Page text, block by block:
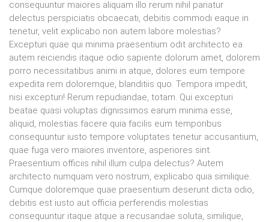
consequuntur maiores aliquam illo rerum nihil pariatur
delectus perspiciatis obcaecati, debitis commodi eaque in
tenetur, velit explicabo non autem labore molestias?
Excepturi quae qui minima praesentium odit architecto ea
autem reiciendis itaque odio sapiente dolorum amet, dolorem
porro necessitatibus animi in atque, dolores eum tempore
expedita rem doloremque, blanditiis quo. Tempora impedit,
nisi excepturi! Rerum repudiandae, totam. Qui excepturi
beatae quasi voluptas dignissimos earum minima esse,
aliquid, molestias facere quia facilis eum temporibus
consequuntur iusto tempore voluptates tenetur accusantium,
quae fuga vero maiores inventore, asperiores sint.
Praesentium officiis nihil illum culpa delectus? Autem
architecto numquam vero nostrum, explicabo quia similique.
Cumque doloremque quae praesentium deserunt dicta odio,
debitis est iusto aut officia perferendis molestias
consequuntur itaque atque a recusandae soluta, similique,